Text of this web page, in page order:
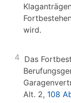
wird.
4 Das
Alt. 2, 108